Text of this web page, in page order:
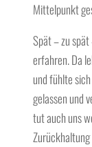
Mittelpunkt
Spät – zu
erfahren. Da
und fühlte
gelassen und
tut auch uns